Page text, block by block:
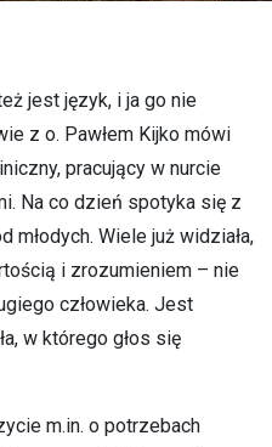
jest język, i ja go nie
z o. Pawłem Kijko mówi
pracujący w nurcie
Na co dzień spotyka się z
Wiele już widziała,
i zrozumieniem – nie
człowieka. Jest
w którego głos się
m.in. o potrzebach